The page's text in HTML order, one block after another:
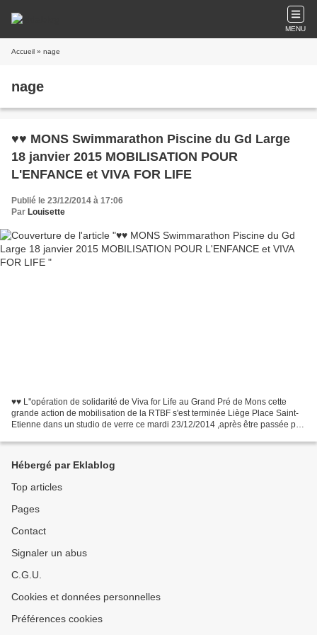
MENU
Accueil » nage
nage
♥♥ MONS Swimmarathon Piscine du Gd Large
18 janvier 2015 MOBILISATION POUR
L'ENFANCE et VIVA FOR LIFE
Publié le 23/12/2014 à 17:06
Par Louisette
♥♥ L''opération de solidarité de Viva for Life au Grand Pré de Mons cette
grande action de mobilisation de la RTBF s'est terminée Liège Place Saint-
Etienne dans un studio de verre ce mardi 23/12/2014 ,après être passée par
Hébergé par Eklablog
Top articles
Pages
Contact
Signaler un abus
C.G.U.
Cookies et données personnelles
Préférences cookies